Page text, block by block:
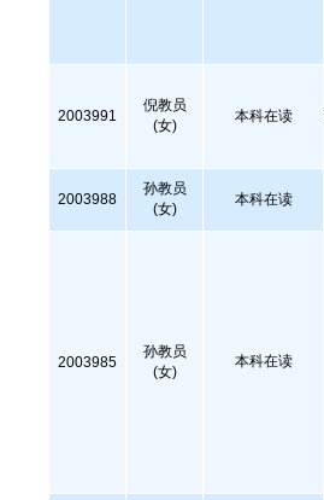
2003991
倪教员
(女)
本科在读
2003988
孙教员
(女)
本科在读
2003985
孙教员
(女)
本科在读